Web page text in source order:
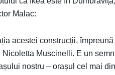
Malac:
acestei construcții,
Muscinelli. E un
nostru – orașul cel mai